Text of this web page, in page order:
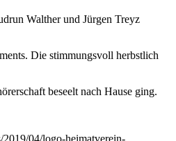
Walther und Jürgen Treyz
Die stimmungsvoll herbstlich
beseelt nach Hause ging.
04/logo-heimatverein-